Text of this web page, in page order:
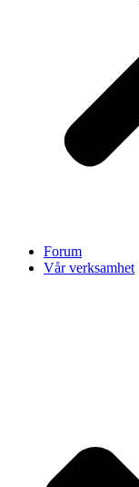
Forum
Vår verksamhet